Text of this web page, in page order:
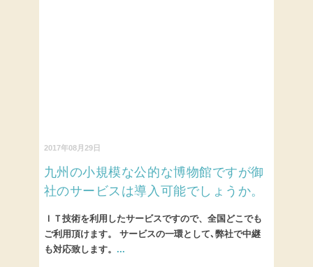
2017年08月29日
九州の小規模な公的な博物館ですが御
社のサービスは導入可能でしょうか。
ＩＴ技術を利用したサービスですので、全国どこでも
ご利用頂けます。 サービスの一環として､弊社で中継
も対応致します。 ...